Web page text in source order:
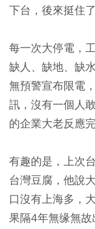
下台，後來挺住了
每一次大停電，
缺人、缺地、缺
無預警宣布限電
訊，沒有一個人
的企業大老反應
有趣的是，上次
台灣豆腐，他說
口沒有上海多，
果隔4年無缘無